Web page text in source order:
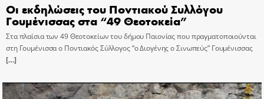
Οι εκδηλώσεις του Ποντιακού Συλλόγου
Γουμένισσας στα “49 Θεοτοκεία”
Στα πλαίσια των 49 Θεοτοκείων του δήμου Παιονίας που πραγματοποιούνται
στη Γουμένισσα ο Ποντιακός Σύλλογος “ο Διογένης ο Σινωπεύς” Γουμένισσας
[…]